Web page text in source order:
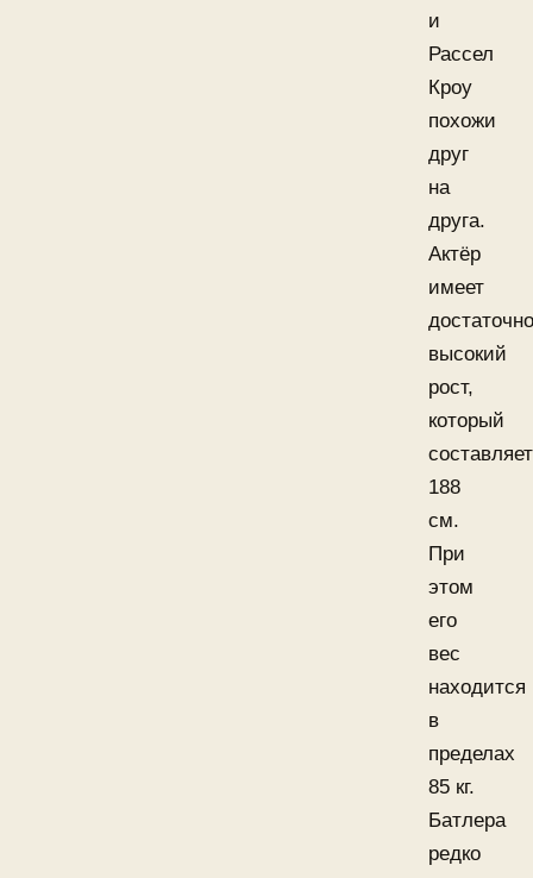
и
Рассел
Кроу
похожи
друг
на
друга.
Актёр
имеет
достаточно
высокий
рост,
который
составляет
188
см.
При
этом
его
вес
находится
в
пределах
85 кг.
Батлера
редко